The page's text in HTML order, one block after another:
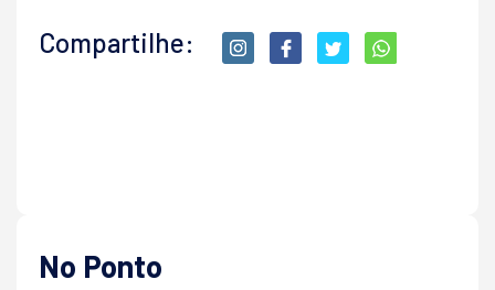
Compartilhe:
No Ponto